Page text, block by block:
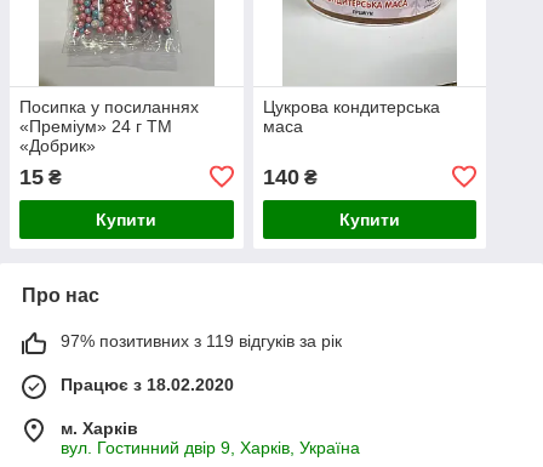
Посипка у посиланнях
«Преміум» 24 г ТМ
«Добрик»
15 ₴
Купити
Цукрова кондитерська
маса
140₴
Купити
Про нас
97% позитивних з 119 відгуків за рік
Працює з 18.02.2020
м. Харків
вул. Гостинний двір 9, Харків, Україна